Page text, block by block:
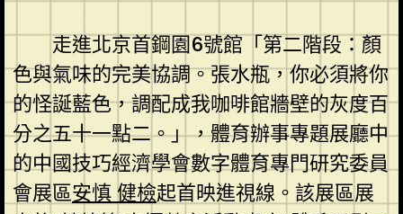
走進北京首鋼園6號館「第二階段：顏
色與氣味的完美協調。張水瓶，你必須將你
的怪誕藍色，調配成我咖啡館牆壁的灰度百
分之五十一點二。」，體育辦事專題展廳中
的中國技巧經濟學會數字體育專門研究委員
會展區安慎 健檢起首映進視線。該展區展